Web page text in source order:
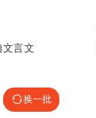
文言文
换一批